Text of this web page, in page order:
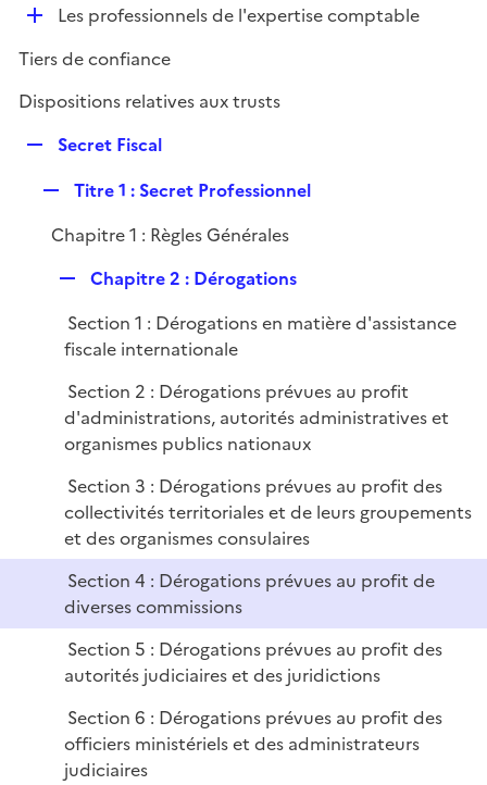
r
e
r
D
p
l
i
Les professionnels de l'expertise comptable
Tiers de confiance
Dispositions relatives aux trusts
p
Secret Fiscal
p
e
r
Titre 1 : Secret Professionnel
Chapitre 1 : Règles Générales
p
l
Chapitre 2 : Dérogations
Section 1 : Dérogations en matière d'assistance
fiscale internationale
Section 2 : Dérogations prévues au profit
d'administrations, autorités administratives et
organismes publics nationaux
Section 3 : Dérogations prévues au profit des
collectivités territoriales et de leurs groupements
et des organismes consulaires
Section 4 : Dérogations prévues au profit de
diverses commissions
Section 5 : Dérogations prévues au profit des
autorités judiciaires et des juridictions
Section 6 : Dérogations prévues au profit des
officiers ministériels et des administrateurs
judiciaires